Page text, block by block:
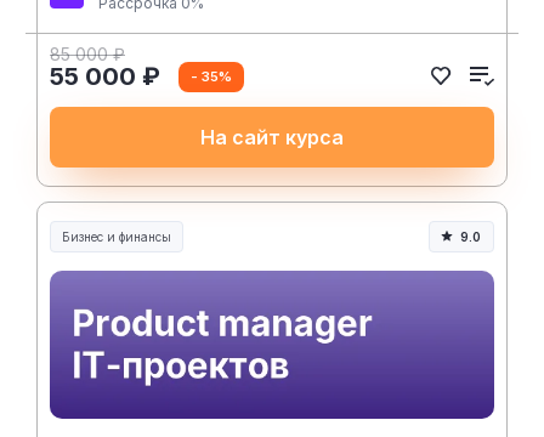
85 000 ₽
55 000 ₽ - 35%
На сайт курса
Бизнес и финансы 9.0